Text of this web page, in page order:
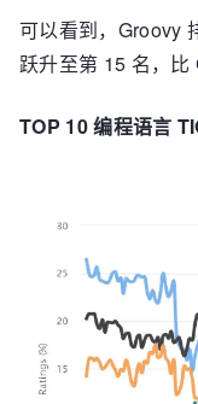
可以看到，Groovy
跃升至第 15 名，比
TOP 10 编程语言